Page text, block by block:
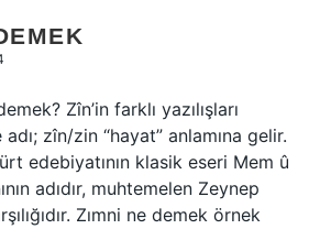
Zîn’in farklı yazılışları
zîn/zin “hayat” anlamına gelir.
edebiyatının klasik eseri Mem û
adıdır, muhtemelen Zeynep
Zımni ne demek örnek